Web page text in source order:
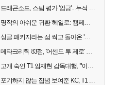
드래곤소드, 스팀 평가 '압긍'...누적 판매량 20만장 돌파
명작의 아쉬운 귀환 '헤일로: 캠페인 이볼브드'
싱글 패키지라는 점 찍고 돌아온 '드래곤소드: 어웨이크닝'
메타크리틱 83점, '어센드 투 제로' 정식 출시!
고개 숙인 T1 임재현 감독대행, "이른 탈락에 죄송한 마음 뿐"
포기하지 않는 집념 보여준 KC, T1 잡았다